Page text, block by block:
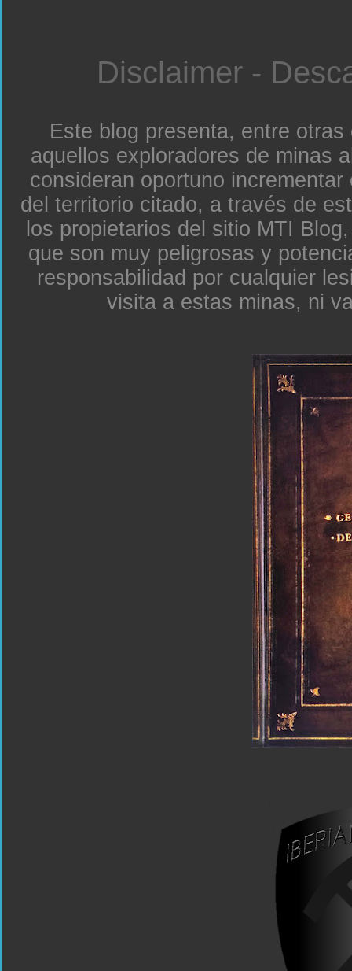
Disclaimer -
Este blog presenta, entre
aquellos exploradores de minas
consideran oportuno
del territorio citado, a través de
los propietarios del sitio MTI
que son muy peligrosas y
responsabilidad por cualquier
visita a estas minas, ni